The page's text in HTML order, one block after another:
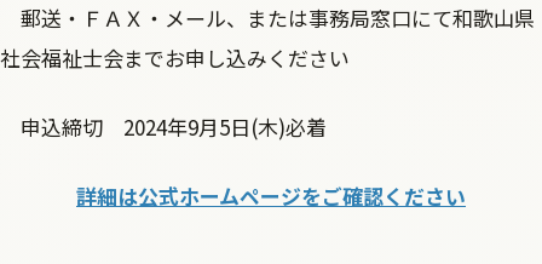
郵送・ＦＡＸ・メール、または事務局窓口にて和歌山県
社会福祉士会までお申し込みください
申込締切 2024年9月5日(木)必着
詳細は公式ホームページをご確認ください